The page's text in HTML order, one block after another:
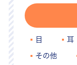
目 耳
その他